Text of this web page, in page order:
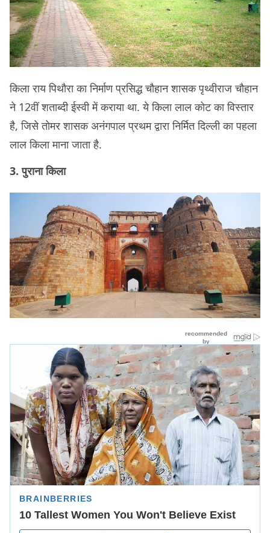
किला राय पिथौरा का निर्माण प्रसिद्ध चौहान शासक पृथ्वीराज चौहान
ने 12वीं शताब्दी ईस्वी में कराया था. ये किला लाल कोट का विस्तार
है, जिसे तोमर शासक अनंगपाल प्रथम द्वारा निर्मित दिल्ली का पहला
लाल किला माना जाता है.
3. पुराना किला